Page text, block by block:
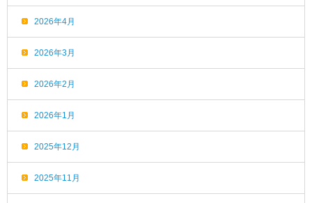
2026年4月
2026年3月
2026年2月
2026年1月
2025年12月
2025年11月